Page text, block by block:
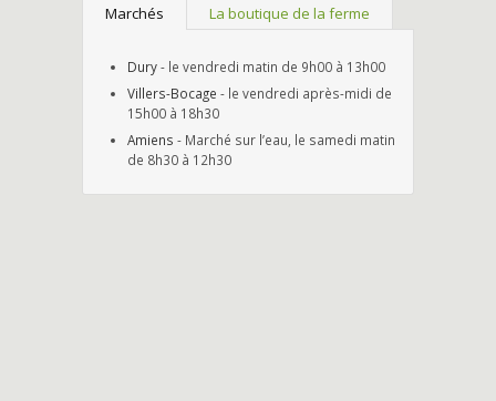
Marchés La boutique de la ferme
Dury- le vendredi matin de 9h00 à 13h00
Villers-Bocage - le vendredi après-midi de
15h00 à 18h30
Amiens - Marché sur l’eau, le samedi matin
de 8h30 à 12h30